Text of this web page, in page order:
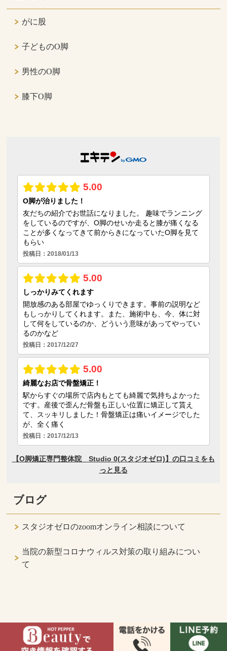
がに股
子どものO脚
男性のO脚
膝下O脚
ブログ
スタジオゼロのzoomオンライン相談について
当院の新型コロナウィルス対策の取り組みについ
て
Copyright(c) O脚・姿勢改善専門院 studio0（スタジオゼロ） All Rights